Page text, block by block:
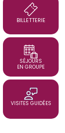
BILLETTERIE
SÉJOURS
EN GROUPE
VISITES GUIDÉES